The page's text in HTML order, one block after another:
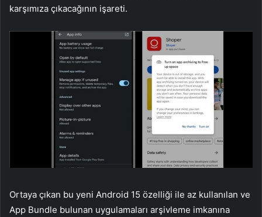
karşımıza çıkacağının işareti.
Ortaya çıkan bu yeni Android 15 özelliği ile az kullanılan ve
App Bundle bulunan uygulamaları arşivleme imkanına